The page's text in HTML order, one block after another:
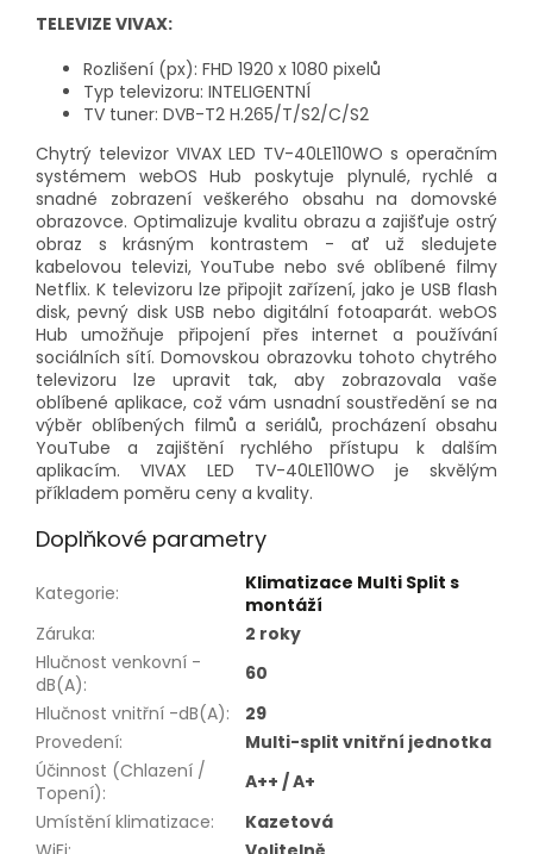
TELEVIZE VIVAX:
Rozlišení (px): FHD 1920 x 1080 pixelů
Typ televizoru: INTELIGENTNÍ
TV tuner: DVB-T2 H.265/T/S2/C/S2
Chytrý televizor VIVAX LED TV-40LE110WO s operačním
systémem webOS Hub poskytuje plynulé, rychlé a
snadné zobrazení veškerého obsahu na domovské
obrazovce. Optimalizuje kvalitu obrazu a zajišťuje ostrý
obraz s krásným kontrastem - ať už sledujete
kabelovou televizi, YouTube nebo své oblíbené filmy
Netflix. K televizoru lze připojit zařízení, jako je USB flash
disk, pevný disk USB nebo digitální fotoaparát. webOS
Hub umožňuje připojení přes internet a používání
sociálních sítí. Domovskou obrazovku tohoto chytrého
televizoru lze upravit tak, aby zobrazovala vaše
oblíbené aplikace, což vám usnadní soustředění se na
výběr oblíbených filmů a seriálů, procházení obsahu
YouTube a zajištění rychlého přístupu k dalším
aplikacím. VIVAX LED TV-40LE110WO je skvělým
příkladem poměru ceny a kvality.
Doplňkové parametry
Kategorie:
Klimatizace Multi Split s
montáží
Záruka:
2 roky
Hlučnost venkovní -
dB(A):
60
Hlučnost vnitřní -dB(A):
29
Provedení:
Multi-split vnitřní jednotka
Účinnost (Chlazení /
Topení):
A++ / A+
Umístění klimatizace:
Kazetová